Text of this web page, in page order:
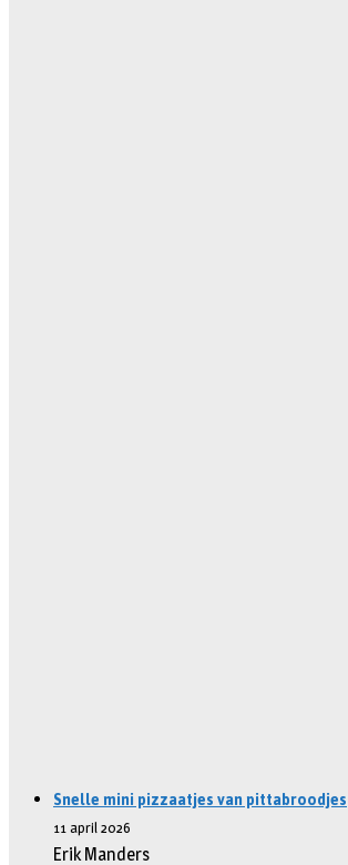
Snelle mini pizzaatjes van pittabroodjes
11 april 2026
Erik Manders